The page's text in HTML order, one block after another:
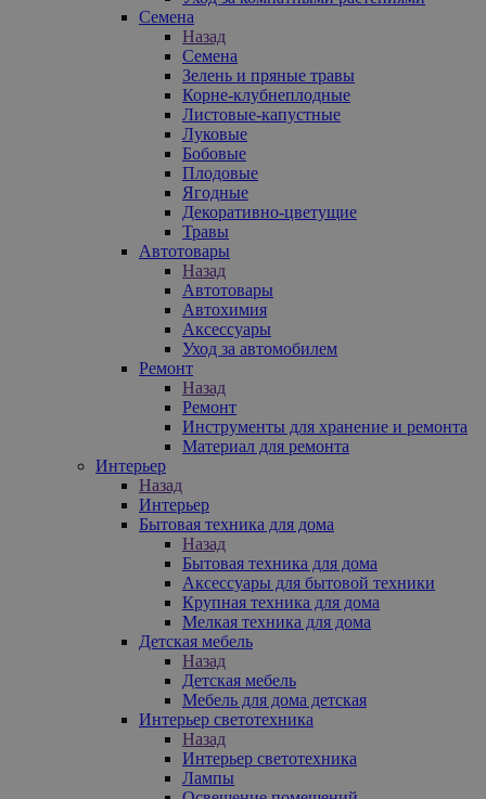
Семена
Назад
Семена
Зелень и пряные травы
Корне-клубнеплодные
Листовые-капустные
Луковые
Бобовые
Плодовые
Ягодные
Декоративно-цветущие
Травы
Автотовары
Назад
Автотовары
Автохимия
Аксессуары
Уход за автомобилем
Ремонт
Назад
Ремонт
Инструменты для хранение и ремонта
Материал для ремонта
Интерьер
Назад
Интерьер
Бытовая техника для дома
Назад
Бытовая техника для дома
Аксессуары для бытовой техники
Крупная техника для дома
Мелкая техника для дома
Детская мебель
Назад
Детская мебель
Мебель для дома детская
Интерьер светотехника
Назад
Интерьер светотехника
Лампы